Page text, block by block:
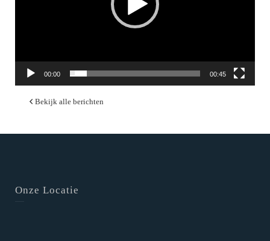
00:00 00:45
Bekijk alle berichten
Onze Locatie